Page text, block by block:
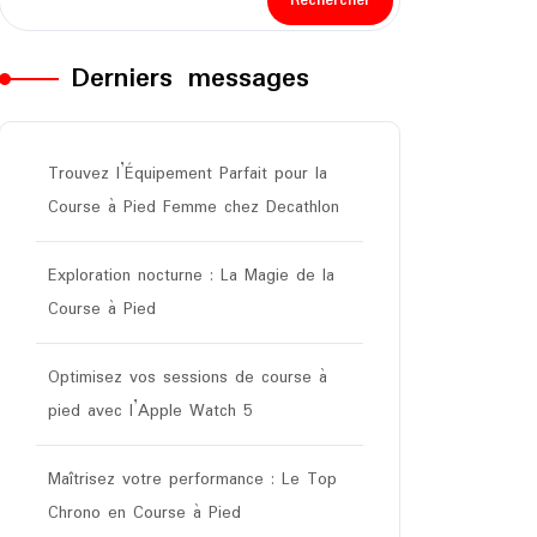
Derniers messages
Trouvez l’Équipement Parfait pour la
Course à Pied Femme chez Decathlon
Exploration nocturne : La Magie de la
Course à Pied
Optimisez vos sessions de course à
pied avec l’Apple Watch 5
Maîtrisez votre performance : Le Top
Chrono en Course à Pied